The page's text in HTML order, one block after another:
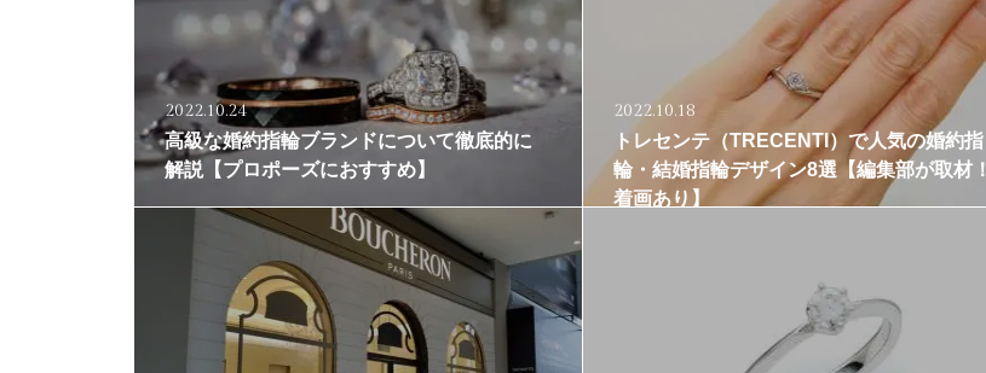
2022.10.24
高級な婚約指輪ブランドについて徹底的に
解説【プロポーズにおすすめ】
2022.10.18
トレセンテ（TRECENTI）で人気の婚約指
輪・結婚指輪デザイン8選【編集部が取材！
着画あり】